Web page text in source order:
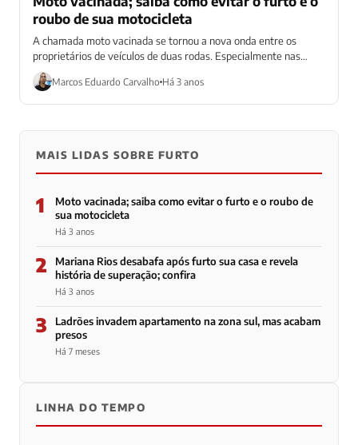
roubo de sua motocicleta
A chamada moto vacinada se tornou a nova onda entre os
proprietários de veículos de duas rodas. Especialmente nas
grandes cidades, como...
Marcos Eduardo Carvalho Há 3 anos
MAIS LIDAS SOBRE FURTO
1
Moto vacinada; saiba como evitar o furto e o roubo de
sua motocicleta
Há 3 anos
2
Mariana Rios desabafa após furto sua casa e revela
história de superação; confira
Há 3 anos
3
Ladrões invadem apartamento na zona sul, mas acabam
presos
Há 7 meses
LINHA DO TEMPO